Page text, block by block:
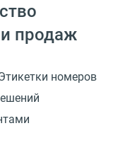
продаж
номеров